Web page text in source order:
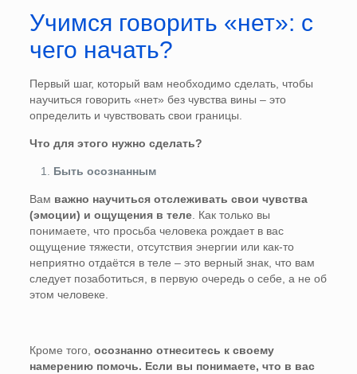
Учимся говорить «нет»: с
чего начать?
Первый шаг, который вам необходимо сделать, чтобы
научиться говорить «нет» без чувства вины – это
определить и чувствовать свои границы.
Что для этого нужно сделать?
Быть осознанным
Вам важно научиться отслеживать свои чувства
(эмоции) и ощущения в теле. Как только вы
понимаете, что просьба человека рождает в вас
ощущение тяжести, отсутствия энергии или как-то
неприятно отдаётся в теле – это верный знак, что вам
следует позаботиться, в первую очередь о себе, а не об
этом человеке.
Кроме того, осознанно отнеситесь к своему
намерению помочь. Если вы понимаете, что в вас